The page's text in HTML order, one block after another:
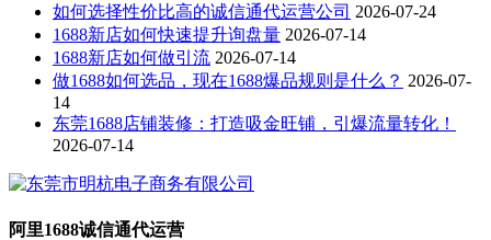
如何选择性价比高的诚信通代运营公司 2026-07-24
1688新店如何快速提升询盘量 2026-07-14
1688新店如何做引流 2026-07-14
做1688如何选品，现在1688爆品规则是什么？ 2026-07-
14
东莞1688店铺装修：打造吸金旺铺，引爆流量转化！
2026-07-14
阿里1688诚信通代运营